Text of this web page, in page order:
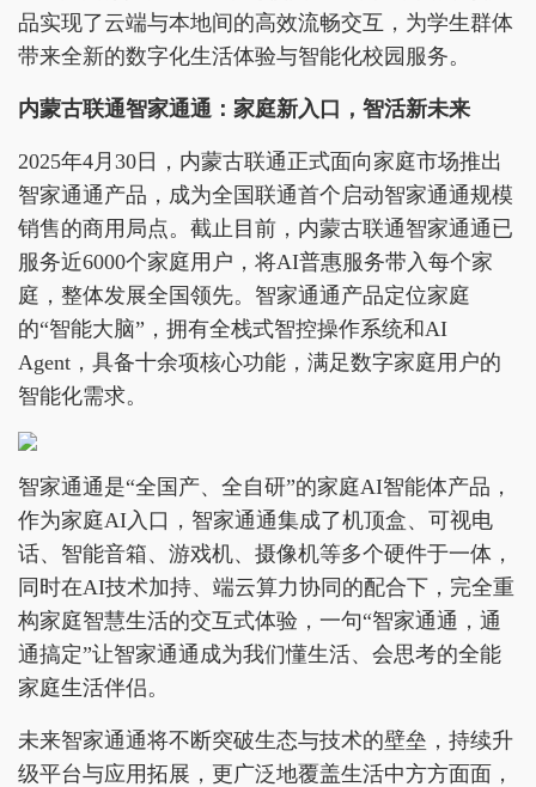
品实现了云端与本地间的高效流畅交互，为学生群体
带来全新的数字化生活体验与智能化校园服务。
内蒙古联通智家通通：家庭新入口，智活新未来
2025年4月30日，内蒙古联通正式面向家庭市场推出
智家通通产品，成为全国联通首个启动智家通通规模
销售的商用局点。截止目前，内蒙古联通智家通通已
服务近6000个家庭用户，将AI普惠服务带入每个家
庭，整体发展全国领先。智家通通产品定位家庭
的“智能大脑”，拥有全栈式智控操作系统和AI
Agent，具备十余项核心功能，满足数字家庭用户的
智能化需求。
智家通通是“全国产、全自研”的家庭AI智能体产品，
作为家庭AI入口，智家通通集成了机顶盒、可视电
话、智能音箱、游戏机、摄像机等多个硬件于一体，
同时在AI技术加持、端云算力协同的配合下，完全重
构家庭智慧生活的交互式体验，一句“智家通通，通
通搞定”让智家通通成为我们懂生活、会思考的全能
家庭生活伴侣。
未来智家通通将不断突破生态与技术的壁垒，持续升
级平台与应用拓展，更广泛地覆盖生活中方方面面，